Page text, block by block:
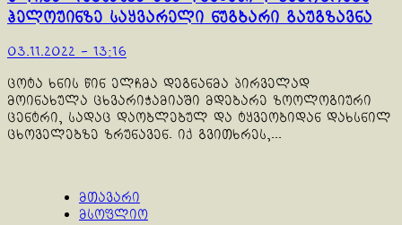
ჰელოუინზე საყვარელი ნუგბარი გაუგზავნა
03.11.2022 - 13:16
ცოტა ხნის წინ ელჩმა დეგნანმა პირველად
მოინახულა ცხვარიჭამიაში მდებარე ზოოლოგიური
ცენტრი, სადაც დაობლებულ და ტყვეობიდან დახსნილ
ცხოველებზე ზრუნავენ. იქ გვითხრეს,...
მთავარი
მსოფლიო